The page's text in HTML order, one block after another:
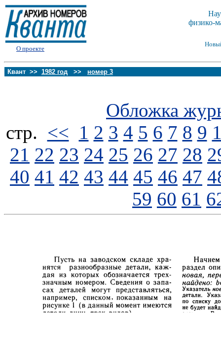
О проекте
физико-
Квант >> 1982 год >> номер 3
Обложка
стp. << 1 2 3 4 5 6 7 8 9
21 22 23 24 25 26 27 28
40 41 42 43 44 45 46 47
59 60 61